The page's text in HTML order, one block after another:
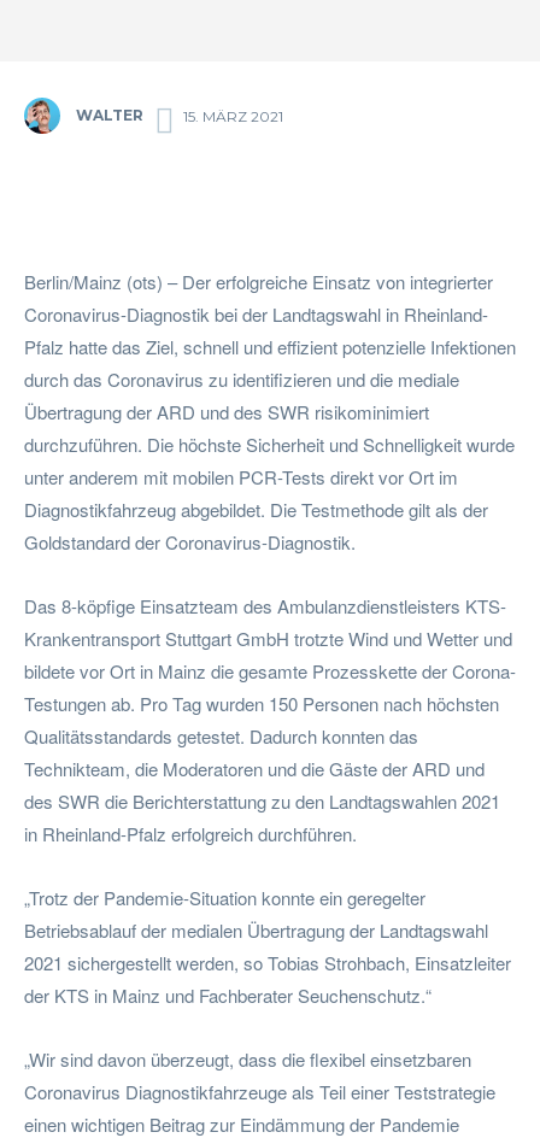
WALTER 15. MÄRZ 2021
Berlin/Mainz (ots) – Der erfolgreiche Einsatz von integrierter
Coronavirus-Diagnostik bei der Landtagswahl in Rheinland-
Pfalz hatte das Ziel, schnell und effizient potenzielle Infektionen
durch das Coronavirus zu identifizieren und die mediale
Übertragung der ARD und des SWR risikominimiert
durchzuführen. Die höchste Sicherheit und Schnelligkeit wurde
unter anderem mit mobilen PCR-Tests direkt vor Ort im
Diagnostikfahrzeug abgebildet. Die Testmethode gilt als der
Goldstandard der Coronavirus-Diagnostik.
Das 8-köpfige Einsatzteam des Ambulanzdienstleisters KTS-
Krankentransport Stuttgart GmbH trotzte Wind und Wetter und
bildete vor Ort in Mainz die gesamte Prozesskette der Corona-
Testungen ab. Pro Tag wurden 150 Personen nach höchsten
Qualitätsstandards getestet. Dadurch konnten das
Technikteam, die Moderatoren und die Gäste der ARD und
des SWR die Berichterstattung zu den Landtagswahlen 2021
in Rheinland-Pfalz erfolgreich durchführen.
„Trotz der Pandemie-Situation konnte ein geregelter
Betriebsablauf der medialen Übertragung der Landtagswahl
2021 sichergestellt werden, so Tobias Strohbach, Einsatzleiter
der KTS in Mainz und Fachberater Seuchenschutz.“
„Wir sind davon überzeugt, dass die flexibel einsetzbaren
Coronavirus Diagnostikfahrzeuge als Teil einer Teststrategie
einen wichtigen Beitrag zur Eindämmung der Pandemie